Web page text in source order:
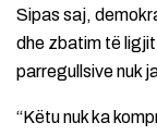
Sipas saj,
dhe zbatim të
parregullsive nuk
“Këtu nuk ka